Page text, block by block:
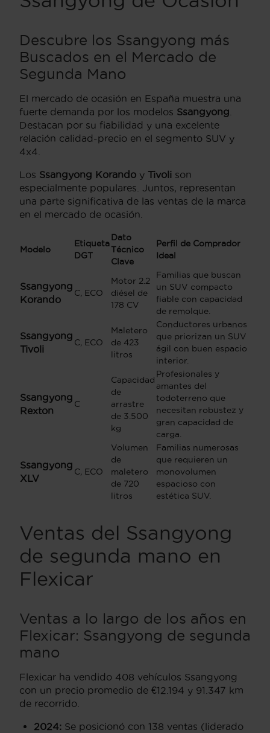
Descubre los Ssangyong más
Buscados en el Mercado de
Segunda Mano
El mercado de ocasión en España muestra una
fuerte demanda por los modelos Ssangyong
Destacan por su fiabilidad y una excelente
relación calidad-precio en el segmento SUV y
4x4.
Los Ssangyong Korando y Tivoli son
especialmente populares. Juntos, representan
una parte significativa de las ventas de la marca
en el mercado de ocasión.
Modelo
Etiqueta
DGT
Dato
Técnico
Clave
Perfil de Comprador
Ideal
Ssangyong
Korando
C, ECO
Motor 2.2
diésel de
178 CV
Familias que buscan
un SUV compacto
fiable con capacidad
de remolque.
Ssangyong
Tivoli
C, ECO
Maletero
de 423
litros
Conductores urbanos
que priorizan un SUV
ágil con buen espacio
interior.
Ssangyong
Rexton
C
Capacidad
de
arrastre
de 3.500
kg
Profesionales y
amantes del
todoterreno que
necesitan robustez y
gran capacidad de
carga.
Ssangyong
XLV
C, ECO
Volumen
de
maletero
de 720
litros
Familias numerosas
que requieren un
monovolumen
espacioso con
estética SUV.
Ventas del Ssangyong
de segunda mano en
Flexicar
Ventas a lo largo de los años en
Flexicar: Ssangyong de segunda
mano
Flexicar ha vendido 408 vehículos Ssangyong
con un precio promedio de €12.194 y 91.347 km
de recorrido.
2024: Se posicionó con 138 ventas (liderado